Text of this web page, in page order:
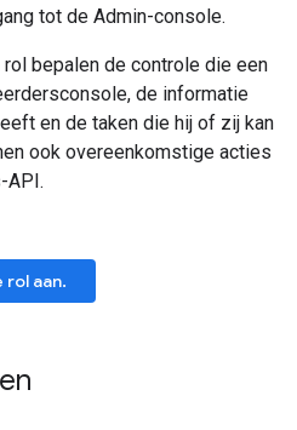
tot de Admin-console.
bepalen de controle die een
de informatie
en de taken die hij of zij kan
ook overeenkomstige acties
API.
rol aan.